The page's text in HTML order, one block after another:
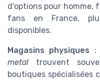
d'options pour homme,
fans en France,
disponibles.
Magasins physiques :
metal trouvent
boutiques spécialisées